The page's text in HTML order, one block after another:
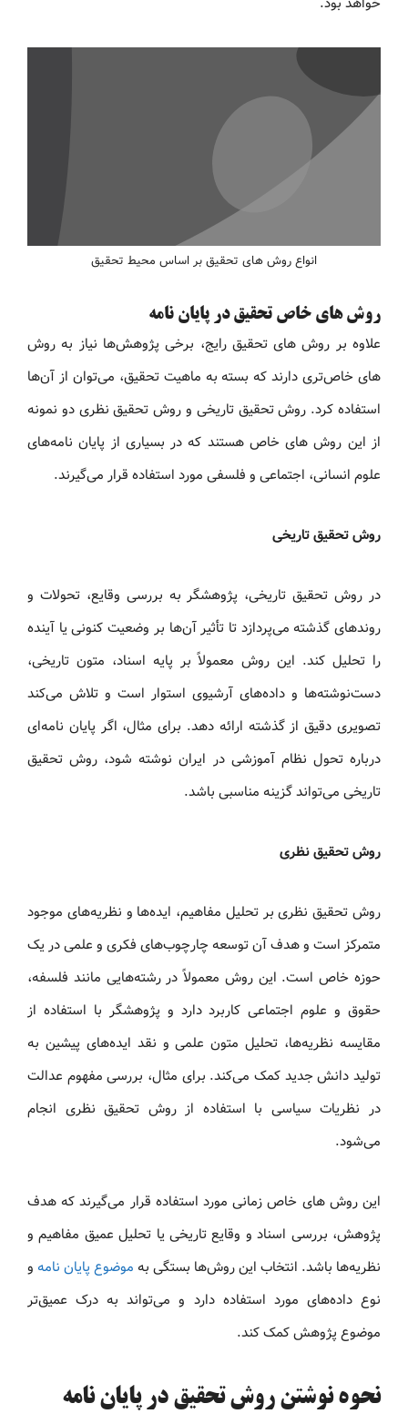
انواع روش های تحقیق بر اساس محیط تحقیق
روش های خاص تحقیق در پایان‌ نامه
علاوه بر روش های تحقیق رایج، برخی پژوهش‌ها نیاز به روش
های خاص‌تری دارند که بسته به ماهیت تحقیق، می‌توان از آن‌ها
استفاده کرد. روش تحقیق تاریخی و روش تحقیق نظری دو نمونه
از این روش های خاص هستند که در بسیاری از پایان نامه‌های
علوم انسانی، اجتماعی و فلسفی مورد استفاده قرار می‌گیرند.
روش تحقیق تاریخی
در روش تحقیق تاریخی، پژوهشگر به بررسی وقایع، تحولات و
روندهای گذشته می‌پردازد تا تأثیر آن‌ها بر وضعیت کنونی یا آینده
را تحلیل کند. این روش معمولاً بر پایه اسناد، متون تاریخی،
دست‌نوشته‌ها و داده‌های آرشیوی استوار است و تلاش می‌کند
تصویری دقیق از گذشته ارائه دهد. برای مثال، اگر پایان نامه‌ای
درباره تحول نظام آموزشی در ایران نوشته شود، روش تحقیق
تاریخی می‌تواند گزینه مناسبی باشد.
روش تحقیق نظری
روش تحقیق نظری بر تحلیل مفاهیم، ایده‌ها و نظریه‌های موجود
متمرکز است و هدف آن توسعه چارچوب‌های فکری و علمی در یک
حوزه خاص است. این روش معمولاً در رشته‌هایی مانند فلسفه،
حقوق و علوم اجتماعی کاربرد دارد و پژوهشگر با استفاده از
مقایسه نظریه‌ها، تحلیل متون علمی و نقد ایده‌های پیشین به
تولید دانش جدید کمک می‌کند. برای مثال، بررسی مفهوم عدالت
در نظریات سیاسی با استفاده از روش تحقیق نظری انجام
می‌شود.
این روش های خاص زمانی مورد استفاده قرار می‌گیرند که هدف
پژوهش، بررسی اسناد و وقایع تاریخی یا تحلیل عمیق مفاهیم و
نظریه‌ها باشد. انتخاب این روش‌ها بستگی به موضوع پایان نامه و
نوع داده‌های مورد استفاده دارد و می‌تواند به درک عمیق‌تر
موضوع پژوهش کمک کند.
نحوه نوشتن روش تحقیق در پایان نامه